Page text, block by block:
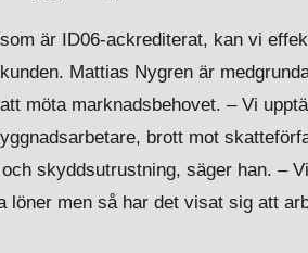
är ID06-ackrediterat, kan vi
Mattias Nygren är
möta marknadsbehovet. – Vi
brott mot
skyddsutrustning, säger han. –
men så har det visat sig att